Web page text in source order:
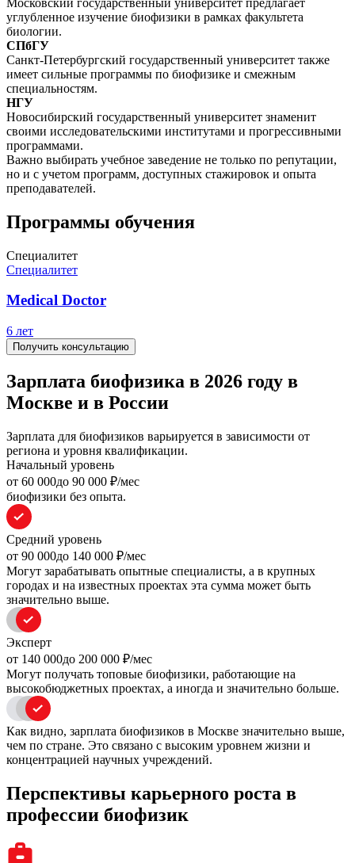
углубленное изучение биофизики в рамках факультета
биологии.
СПбГУ
Санкт-Петербургский государственный университет также
имеет сильные программы по биофизике и смежным
специальностям.
НГУ
Новосибирский государственный университет знаменит
своими исследовательскими институтами и прогрессивными
программами.
Важно выбирать учебное заведение не только по репутации,
но и с учетом программ, доступных стажировок и опыта
преподавателей.
Программы обучения
Специалитет
Специалитет
Medical Doctor
6 лет
Получить консультацию
Зарплата биофизика в 2026 году в
Москве и в России
Зарплата для биофизиков варьируется в зависимости от
региона и уровня квалификации.
Начальный уровень
oт 60 000до 90 000 ₽/мес
биофизики без опыта.
Средний уровень
oт 90 000до 140 000 ₽/мес
Могут зарабатывать опытные специалисты, а в крупных
городах и на известных проектах эта сумма может быть
значительно выше.
Эксперт
oт 140 000до 200 000 ₽/мес
Могут получать топовые биофизики, работающие на
высокобюджетных проектах, а иногда и значительно больше.
Как видно, зарплата биофизиков в Москве значительно выше,
чем по стране. Это связано с высоким уровнем жизни и
концентрацией научных учреждений.
Перспективы карьерного роста в
профессии биофизик